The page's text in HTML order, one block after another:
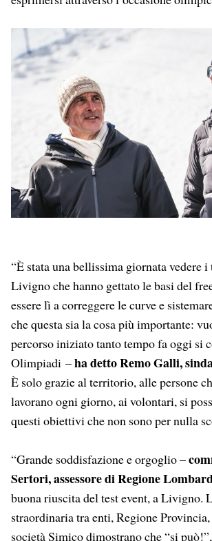
“È stata una bellissima giornata vedere
Livigno che hanno gettato le basi del
essere lì a correggere le curve e
che questa sia la cosa più importante:
percorso iniziato tanto tempo fa oggi si
Olimpiadi –ha detto Remo Galli,
È solo grazie al territorio, alle persone
lavorano ogni giorno, ai volontari, si
questi obiettivi che non sono per nulla
“Grande soddisfazione e orgoglio –
Sertori, assessore di Regione
buona riuscita del test event, a Livigno.
straordinaria tra enti, Regione
società Simico dimostrano che “si